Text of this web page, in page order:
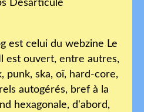
est celui du webzine Le
est ouvert, entre autres,
punk, ska, oï, hard-core,
autogérés, bref à la
hexagonale, d'abord,